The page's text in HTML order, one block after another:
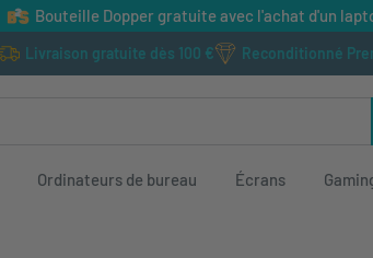
Bouteille Dopper gratuite avec l'achat d'un
Livraison gratuite dès 100 € Reconditionné
Ordinateurs de bureau Écrans